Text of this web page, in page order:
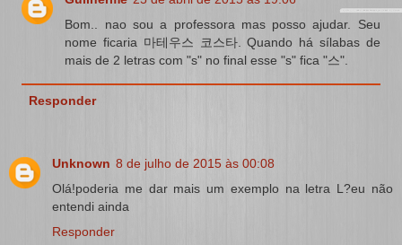
Bom.. nao sou a professora mas posso ajudar. Seu
nome ficaria 마테우스 코스타. Quando há sílabas de
mais de 2 letras com "s" no final esse "s" fica "스".
Responder
Unknown 8 de julho de 2015 às 00:08
Olá!poderia me dar mais um exemplo na letra L?eu não
entendi ainda
Responder